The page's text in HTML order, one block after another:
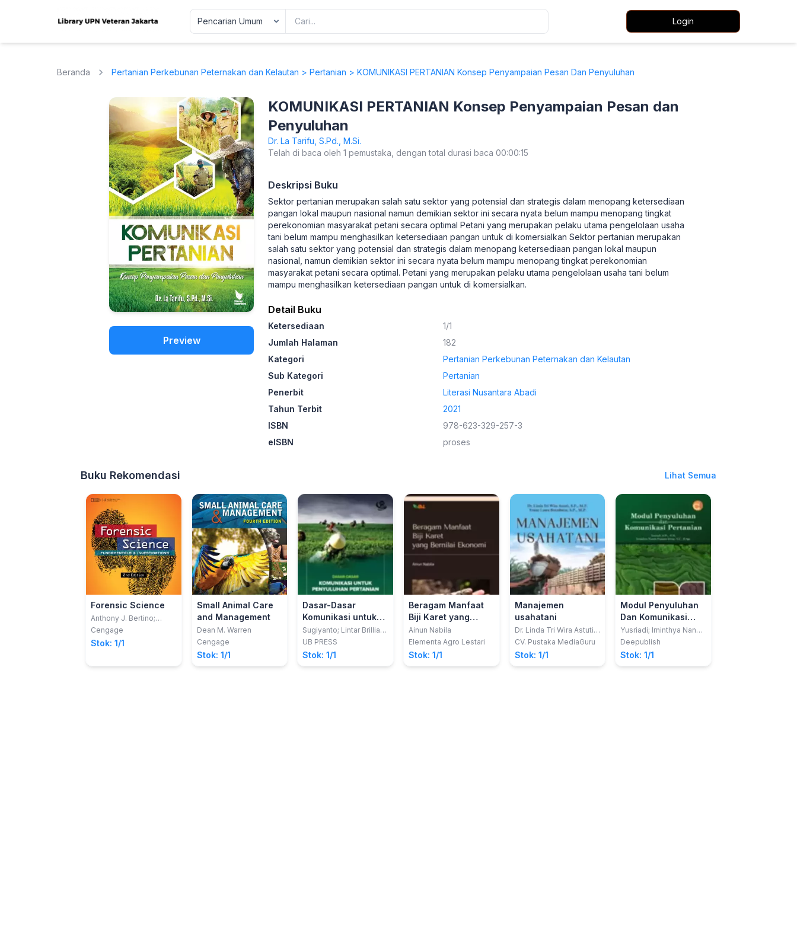
Login
Beranda Pertanian Perkebunan Peternakan dan Kelautan > Pertanian > KOMUNIKASI PERTANIAN Konsep Penyampaian Pesan Dan Penyuluhan
Preview
KOMUNIKASI PERTANIAN Konsep Penyampaian Pesan dan
Penyuluhan
Dr. La Tarifu, S.Pd., M.Si.
Telah di baca oleh 1 pemustaka, dengan total durasi baca 00:00:15
Deskripsi Buku
Sektor pertanian merupakan salah satu sektor yang potensial dan strategis dalam menopang ketersediaan
pangan lokal maupun nasional namun demikian sektor ini secara nyata belum mampu menopang tingkat
perekonomian masyarakat petani secara optimal Petani yang merupakan pelaku utama pengelolaan usaha
tani belum mampu menghasilkan ketersediaan pangan untuk di komersialkan Sektor pertanian merupakan
salah satu sektor yang potensial dan strategis dalam menopang ketersediaan pangan lokal maupun
nasional, namun demikian sektor ini secara nyata belum mampu menopang tingkat perekonomian
masyarakat petani secara optimal. Petani yang merupakan pelaku utama pengelolaan usaha tani belum
mampu menghasilkan ketersediaan pangan untuk di komersialkan.
Detail Buku
Ketersediaan
1/1
Jumlah Halaman
182
Kategori
Pertanian Perkebunan Peternakan dan Kelautan
Sub Kategori
Pertanian
Penerbit
Literasi Nusantara Abadi
Tahun Terbit
2021
ISBN
978-623-329-257-3
eISBN
proses
Buku Rekomendasi Lihat Semua
Forensic Science
Anthony J. Bertino;
Patricia Nolan Bertino
Cengage
Stok: 1/1
Small Animal Care
and Management
Dean M. Warren
Cengage
Stok: 1/1
Dasar-Dasar
Komunikasi untuk
Penyuluhan
Pertanian
Sugiyanto; Lintar Brillian
Pintakami
UB PRESS
Stok: 1/1
Beragam Manfaat
Biji Karet yang
Bernilai Ekonomi
Ainun Nabila
Elementa Agro Lestari
Stok: 1/1
Manajemen
usahatani
Dr. Linda Tri Wira Astuti,
S.P.,MP.; Yenny Laura
CV. Pustaka MediaGuru
Stok: 1/1
Modul Penyuluhan
Dan Komunikasi
Pertanian
Yusriadi; Irninthya Nanda
Pratami Irwan
Deepublish
Stok: 1/1